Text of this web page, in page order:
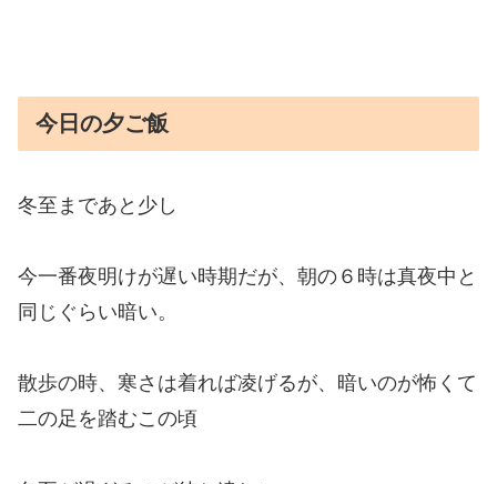
今日の夕ご飯
冬至まであと少し
今一番夜明けが遅い時期だが、朝の６時は真夜中と
同じぐらい暗い。
散歩の時、寒さは着れば凌げるが、暗いのが怖くて
二の足を踏むこの頃